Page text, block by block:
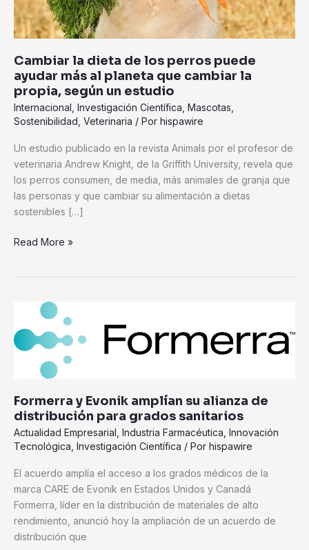
Cambiar la dieta de los perros puede
ayudar más al planeta que cambiar la
propia, según un estudio
Internacional, Investigación Científica, Mascotas,
Sostenibilidad, Veterinaria / Por hispawire
Un estudio publicado en la revista Animals por el profesor de
veterinaria Andrew Knight, de la Griffith University, revela que
los perros consumen, de media, más animales de granja que
las personas y que cambiar su alimentación a dietas
sostenibles […]
que
cambiar
la
propia,
según
un
estudio
Read More »
Formerra y Evonik amplían su alianza de
distribución para grados sanitarios
Actualidad Empresarial Industria Farmacéutica Innovación
Tecnológica Investigación Científica / Por hispawire
El acuerdo amplía el acceso a los grados médicos de la
marca CARE de Evonik en Estados Unidos y Canadá
Formerra, líder en la distribución de materiales de alto
rendimiento, anunció hoy la ampliación de un acuerdo de
distribución que
Formerra
Evonik
de
distribución
para
grados
sanitarios